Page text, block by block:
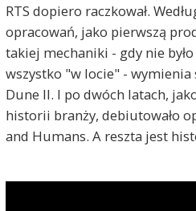
RTS dopiero raczkował.
opracowań, jako pierwszą
takiej mechaniki - gdy nie
wszystko "w locie" -
Dune II. I po dwóch latach,
historii branży, debiutowało
and Humans. A reszta jest